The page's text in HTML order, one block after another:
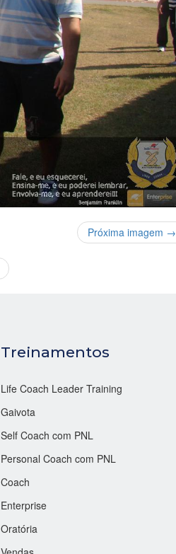
Próxima imagem →
Treinamentos
Life Coach Leader Training
Gaivota
Self Coach com PNL
Personal Coach com PNL
Coach
Enterprise
Oratória